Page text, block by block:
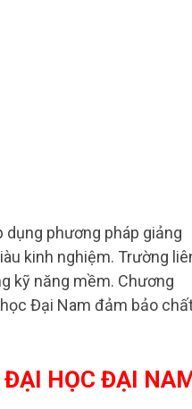
dụng phương pháp giảng
kinh nghiệm. Trường
kỹ năng mềm. Chương
Đại Nam đảm bảo
ĐẠI HỌC ĐẠI